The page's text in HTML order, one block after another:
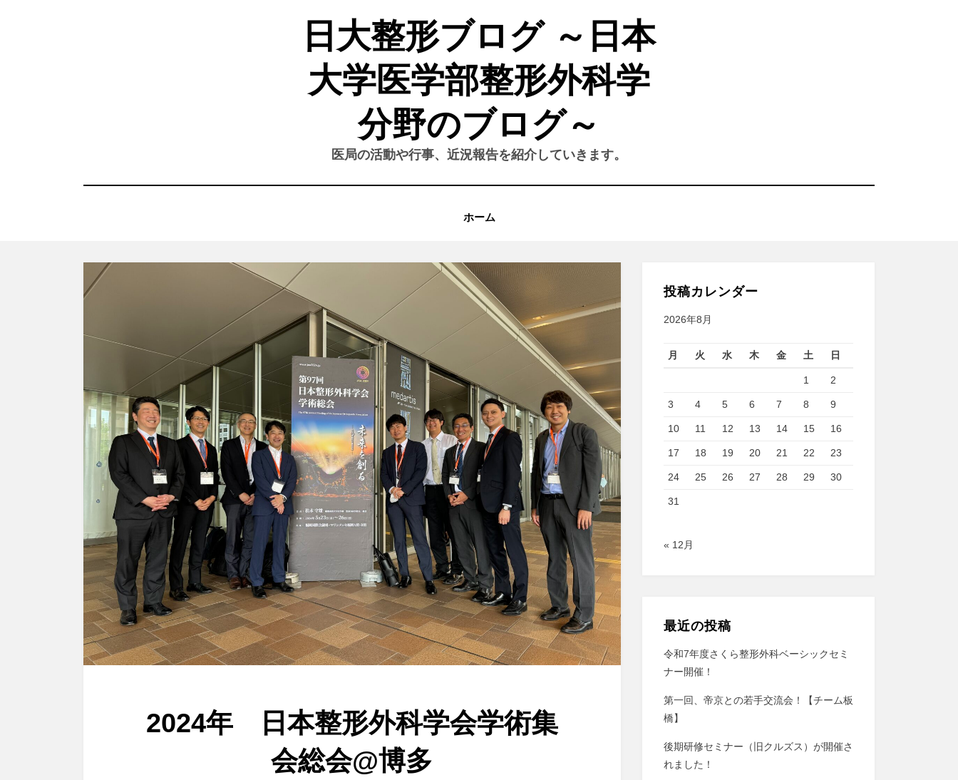
日大整形ブログ ～日本
大学医学部整形外科学
分野のブログ～
医局の活動や行事、近況報告を紹介していきます。
ホーム
2024年 日本整形外科学会学術集
会総会@博多
投稿カレンダー
2026年8月
月 火 水 木 金 土 日
1 2
3 4 5 6 7 8 9
10 11 12 13 14 15 16
17 18 19 20 21 22 23
24 25 26 27 28 29 30
31
« 12月
最近の投稿
令和7年度さくら整形外科ベーシックセミ
ナー開催！
第一回、帝京との若手交流会！【チーム板
橋】
後期研修セミナー（旧クルズス）が開催さ
れました！